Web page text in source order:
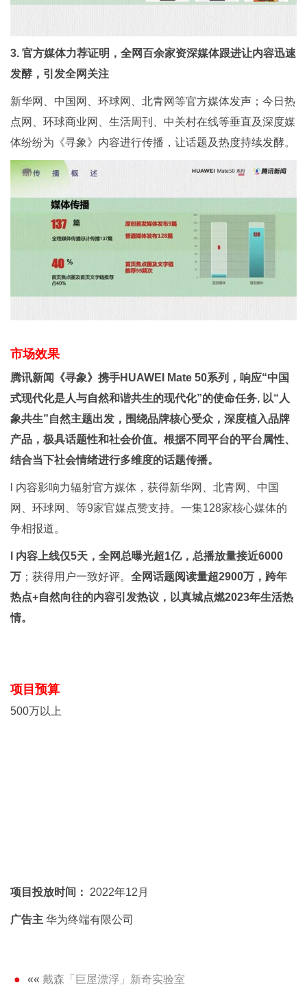
3. 官方媒体力荐证明，全网百余家资深媒体跟进让内容迅速
发酵，引发全网关注
新华网、中国网、环球网、北青网等官方媒体发声；今日热
点网、环球商业网、生活周刊、中关村在线等垂直及深度媒
体纷纷为《寻象》内容进行传播，让话题及热度持续发酵。
市场效果
腾讯新闻《寻象》携手HUAWEI Mate 50系列，响应“中国
式现代化是人与自然和谐共生的现代化”的使命任务, 以“人
象共生”自然主题出发，围绕品牌核心受众，深度植入品牌
产品，极具话题性和社会价值。根据不同平台的平台属性、
结合当下社会情绪进行多维度的话题传播。
l 内容影响力辐射官方媒体，获得新华网、北青网、中国
网、环球网、等9家官媒点赞支持。一集128家核心媒体的
争相报道。
l 内容上线仅5天，全网总曝光超1亿，总播放量接近6000
万 ；获得用户一致好评。 全网话题阅读量超2900万，跨年
热点+自然向往的内容引发热议，以真城点燃2023年生活热
情。
项目预算
500万以上
项目投放时间： 2022年12月
广告主 华为终端有限公司
«« 戴森「巨屋漂浮」新奇实验室